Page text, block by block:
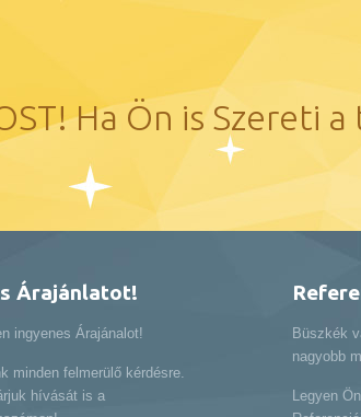
Ha Ön is Szereti
Árajánlatot!
ingyenes Árajánalot!
minden felmerülő kérdésre.
hívását is a
Büszkék
nagyobb
Legyen